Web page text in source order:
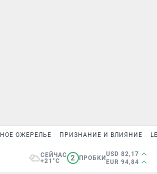
ОЖЕРЕЛЬЕ ПРИЗНАНИЕ И ВЛИЯНИЕ
СЕЙЧАС
+21°C
2 ПРОБКИ
USD 82,17
EUR 94,84